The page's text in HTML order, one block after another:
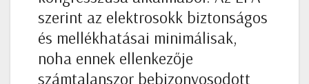
szerint az elektrosokk biztonságos
és mellékhatásai minimálisak,
noha ennek ellenkezője
számtalanszor bebizonyosodott